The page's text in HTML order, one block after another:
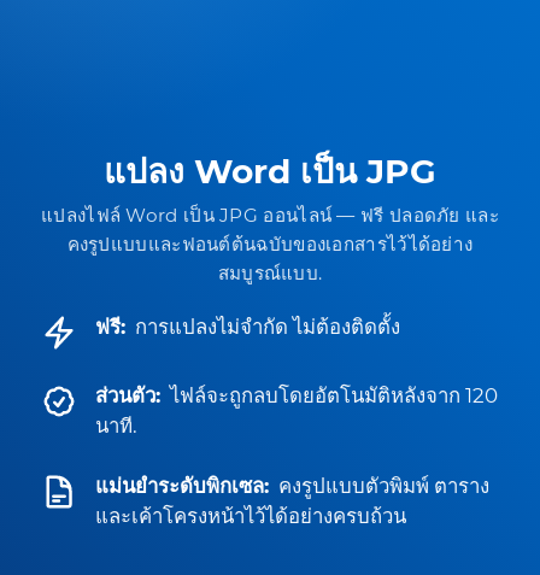
แปลง Word เป็น JPG
แปลงไฟล์ Word เป็น JPG ออนไลน์ — ฟรี ปลอดภัย และ
คงรูปแบบและฟอนต์ต้นฉบับของเอกสารไว้ได้อย่าง
สมบูรณ์แบบ.
ฟรี: การแปลงไม่จำกัด ไม่ต้องติดตั้ง
ส่วนตัว: ไฟล์จะถูกลบโดยอัตโนมัติหลังจาก 120
นาที.
แม่นยำระดับพิกเซล: คงรูปแบบตัวพิมพ์ ตาราง
และเค้าโครงหน้าไว้ได้อย่างครบถ้วน